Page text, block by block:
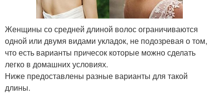
Женщины со средней длиной волос ограничиваются
одной или двумя видами укладок, не подозревая о том,
что есть варианты причесок которые можно сделать
легко в домашних условиях.
Ниже предоставлены разные варианты для такой
длины.